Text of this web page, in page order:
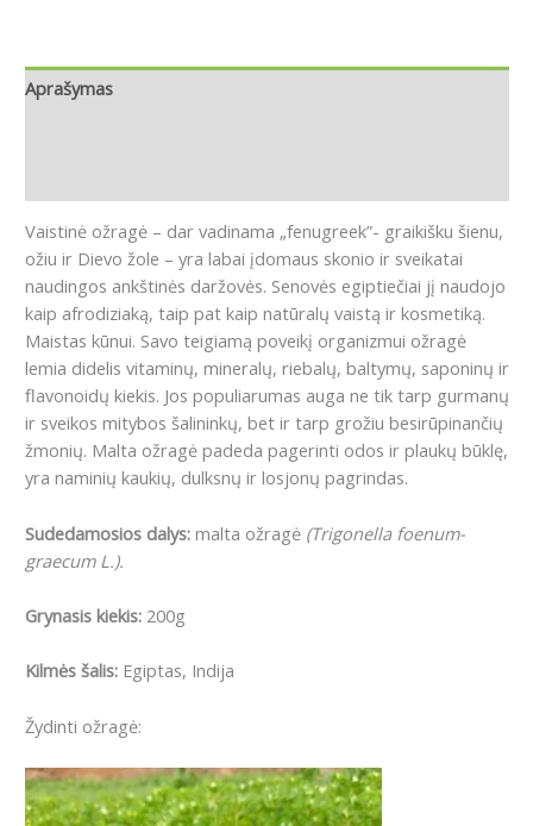
Aprašymas
Vaistinė ožragė – dar vadinama „fenugreek”- graikišku šienu,
ožiu ir Dievo žole – yra labai įdomaus skonio ir sveikatai
naudingos ankštinės daržovės. Senovės egiptiečiai jį naudojo
kaip afrodiziaką, taip pat kaip natūralų vaistą ir kosmetiką.
Maistas kūnui. Savo teigiamą poveikį organizmui ožragė
lemia didelis vitaminų, mineralų, riebalų, baltymų, saponinų ir
flavonoidų kiekis. Jos populiarumas auga ne tik tarp gurmanų
ir sveikos mitybos šalininkų, bet ir tarp grožiu besirūpinančių
žmonių. Malta ožragė padeda pagerinti odos ir plaukų būklę,
yra naminių kaukių, dulksnų ir losjonų pagrindas.
Sudedamosios dalys: malta ožragė (Trigonella foenum-
graecum L .).
Grynasis kiekis: 200g
Kilmės šalis: Egiptas, Indija
Žydinti ožragė: